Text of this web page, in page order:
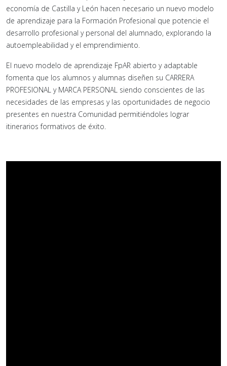
economía de Castilla y León hacen necesario un nuevo modelo
de aprendizaje para la Formación Profesional que potencie el
desarrollo profesional y personal del alumnado, explorando la
autoempleabilidad y el emprendimiento.
El nuevo modelo de aprendizaje FpAR abierto y adaptable
fomenta que los alumnos y alumnas diseñen su CARRERA
PROFESIONAL y MARCA PERSONAL siendo conscientes de las
necesidades de las empresas y las oportunidades de negocio
presentes en nuestra Comunidad permitiéndoles lograr
itinerarios formativos de éxito.